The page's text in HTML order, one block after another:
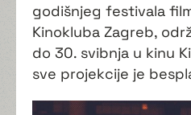
godišnjeg festivala
Kinokluba Zagreb,
do 30. svibnja u kinu
sve projekcije je